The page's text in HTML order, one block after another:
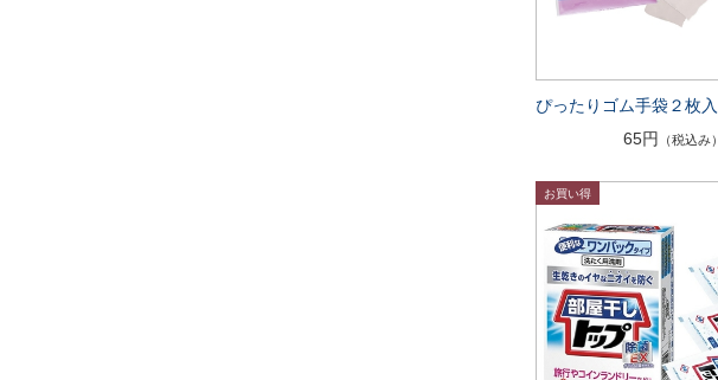
ぴったりゴム手袋２枚入
65円 （税込み）